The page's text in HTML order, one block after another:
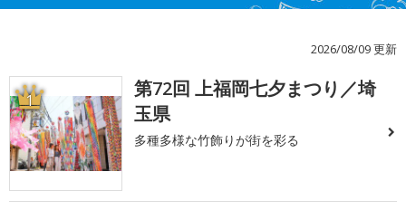
2026/08/09 更新
1
第72回 上福岡七夕まつり／埼
玉県
多種多様な竹飾りが街を彩る